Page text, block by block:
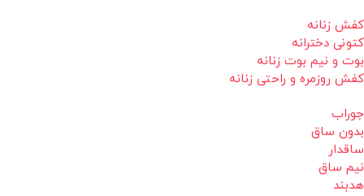
کفش زنانه
کتونی دخترانه
بوت و نیم بوت زنانه
کفش روزمره و راحتی زنانه
جوراب
بدون ساق
ساقدار
نیم ساق
هدبند